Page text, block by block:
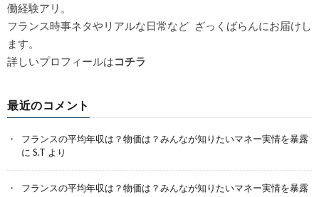
働経験アリ。
フランス時事ネタやリアルな日常など ざっくばらんにお届けし
ます。
詳しいプロフィールはコチラ
最近のコメント
フランスの平均年収は？物価は？みんなが知りたいマネー実情を暴露
に S.T より
フランスの平均年収は？物価は？みんなが知りたいマネー実情を暴露